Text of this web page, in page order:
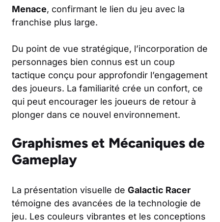
Menace, confirmant le lien du jeu avec la
franchise plus large.
Du point de vue stratégique, l’incorporation de
personnages bien connus est un coup
tactique conçu pour approfondir l’engagement
des joueurs. La familiarité crée un confort, ce
qui peut encourager les joueurs de retour à
plonger dans ce nouvel environnement.
Graphismes et Mécaniques de
Gameplay
La présentation visuelle de Galactic Racer
témoigne des avancées de la technologie de
jeu. Les couleurs vibrantes et les conceptions